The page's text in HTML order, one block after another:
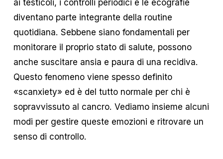
ai testicoli, i controlli periodici e le ecografie
diventano parte integrante della routine
quotidiana. Sebbene siano fondamentali per
monitorare il proprio stato di salute, possono
anche suscitare ansia e paura di una recidiva.
Questo fenomeno viene spesso definito
«scanxiety» ed è del tutto normale per chi è
sopravvissuto al cancro. Vediamo insieme alcuni
modi per gestire queste emozioni e ritrovare un
senso di controllo.